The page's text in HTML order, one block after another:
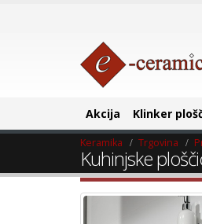
Akcija Klinker
Keramika Trgovina
Kuhinjske